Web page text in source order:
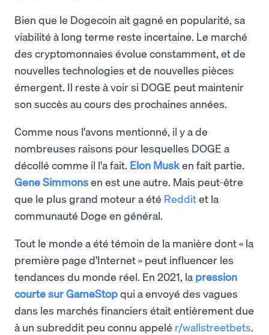
Bien que le Dogecoin ait gagné en popularité, sa
viabilité à long terme reste incertaine. Le marché
des cryptomonnaies évolue constamment, et de
nouvelles technologies et de nouvelles pièces
émergent. Il reste à voir si DOGE peut maintenir
son succès au cours des prochaines années.
Comme nous l'avons mentionné, il y a de
nombreuses raisons pour lesquelles DOGE a
décollé comme il l'a fait. Elon Musken fait partie.
Gene Simmonsen est une autre. Mais peut-être
que le plus grand moteur a été Redditet la
communauté Doge en général.
Tout le monde a été témoin de la manière dont « la
première page d’Internet » peut influencer les
tendances du monde réel. En 2021, la pression
courte sur GameStopqui a envoyé des vagues
dans les marchés financiers était entièrement due
à un subreddit peu connu appelé r/wallstreetbets.